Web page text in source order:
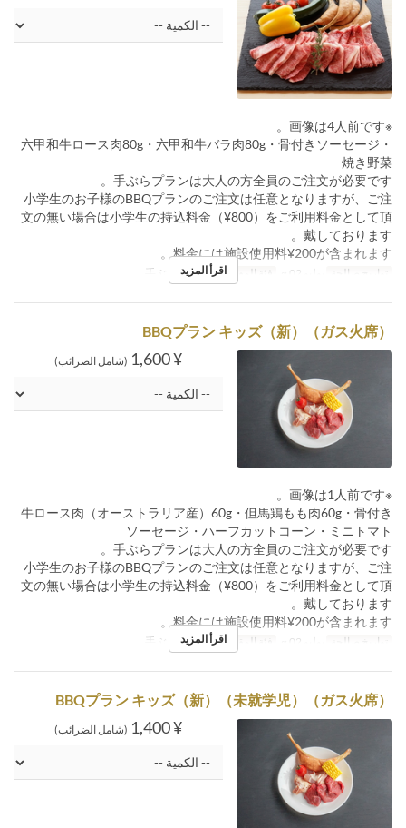
※画像は4人前です。
六甲和牛ロース肉80g・六甲和牛バラ肉80g・骨付きソーセージ・
焼き野菜
手ぶらプランは大人の方全員のご注文が必要です。
小学生のお子様のBBQプランのご注文は任意となりますが、ご注
文の無い場合は小学生の持込料金（¥800）をご利用料金として頂
戴しております。
料金には施設使用料¥200が含まれます。
تواريخ صالحة فئة المقعد 手ぶらガス火席
اقرأ المزيد
BBQプラン キッズ（新）（ガス火席）
¥ 1,600 (شامل الضرائب)
※画像は1人前です。
牛ロース肉（オーストラリア産）60g・但馬鶏もも肉60g・骨付き
ソーセージ・ハーフカットコーン・ミニトマト
手ぶらプランは大人の方全員のご注文が必要です。
小学生のお子様のBBQプランのご注文は任意となりますが、ご注
文の無い場合は小学生の持込料金（¥800）をご利用料金として頂
戴しております。
料金には施設使用料¥200が含まれます。
تواريخ صالحة فئة المقعد 手ぶらガス火席
اقرأ المزيد
BBQプラン キッズ（新）（未就学児）（ガス火席）
¥ 1,400 (شامل الضرائب)